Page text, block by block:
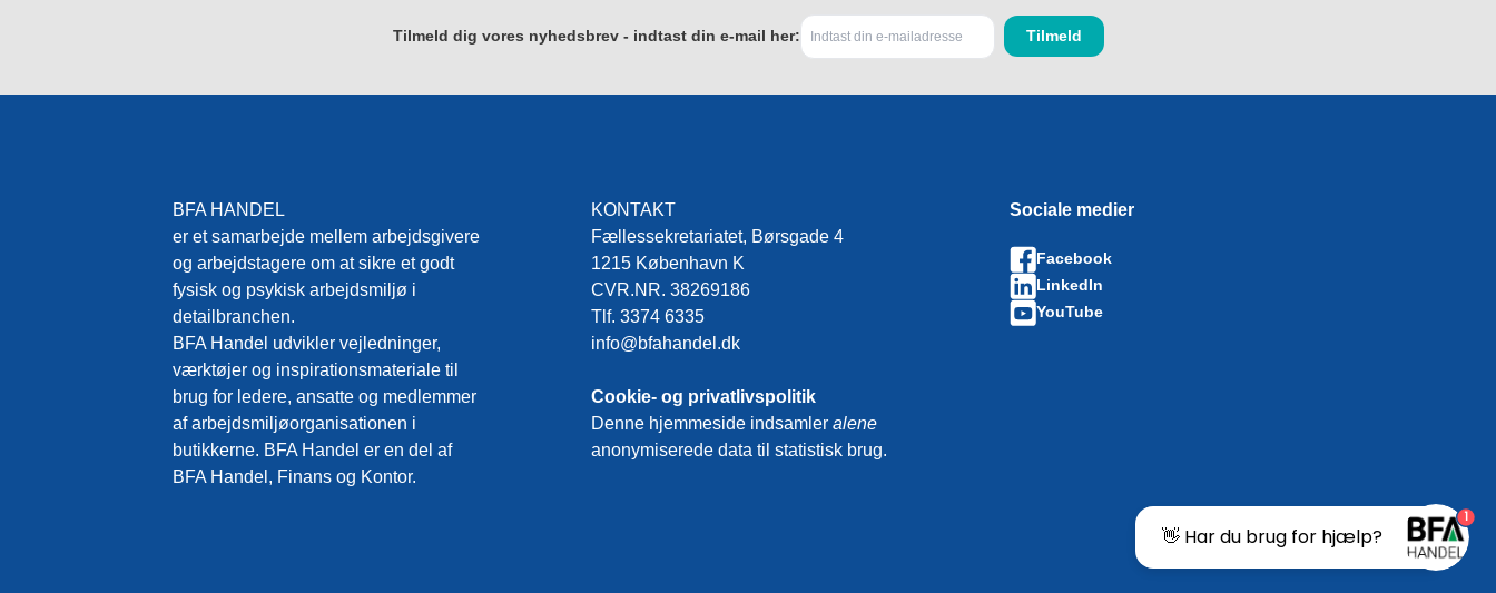
Tilmeld dig vores nyhedsbrev - indtast din e-mail her:
BFA HANDEL
er et samarbejde mellem arbejdsgivere
og arbejdstagere om at sikre et godt
fysisk og psykisk arbejdsmiljø i
detailbranchen.
BFA Handel udvikler vejledninger,
værktøjer og inspirationsmateriale til
brug for ledere, ansatte og medlemmer
af arbejdsmiljøorganisationen i
butikkerne. BFA Handel er en del af
BFA Handel, Finans og Kontor.
KONTAKT
Fællessekretariatet, Børsgade 4
1215 København K
CVR.NR. 38269186
Tlf. 3374 6335
info@bfahandel.dk
Cookie- og privatlivspolitik
Denne hjemmeside indsamler alene
anonymiserede data til statistisk brug.
Sociale medier
Facebook
LinkedIn
YouTube
👋 Har du brug for hjælp?
1